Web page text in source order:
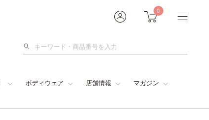
0
検
ボディウェア 店舗情報 マガジン